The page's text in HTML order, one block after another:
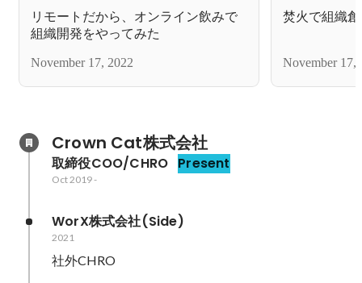
リモートだから、オンライン飲みで
組織開発をやってみた
November 17, 2022
焚火で組織
November 17,
Crown Cat株式会社
取締役COO/CHRO Present
Oct 2019-
WorX株式会社(Side)
2021
社外CHRO